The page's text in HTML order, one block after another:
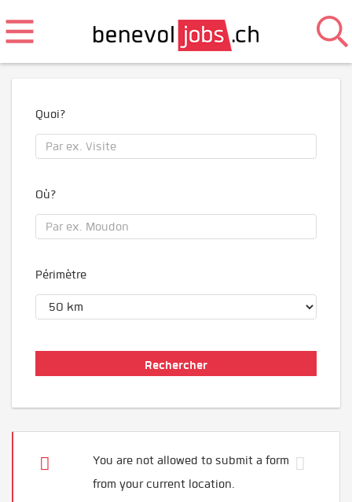
Quoi?
Où?
Périmètre
You are not allowed to submit a form
from your current location.